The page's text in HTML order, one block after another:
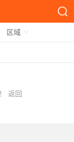
区域
返回